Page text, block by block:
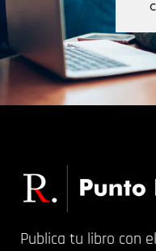
Publica tu libro con